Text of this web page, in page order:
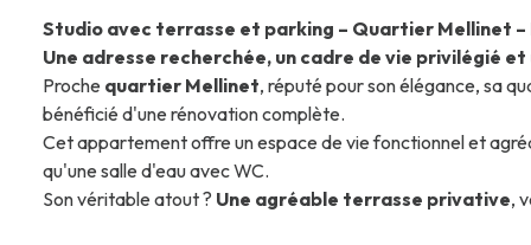
Studio avec terrasse et parking – Quartier Mellinet
Une adresse recherchée, un cadre de vie privilégié
Proche quartier Mellinet, réputé pour son élégance, sa
bénéficié d'une rénovation complète.
Cet appartement offre un espace de vie fonctionnel et
qu'une salle d'eau avec WC.
Son véritable atout ? Une agréable terrasse privative,